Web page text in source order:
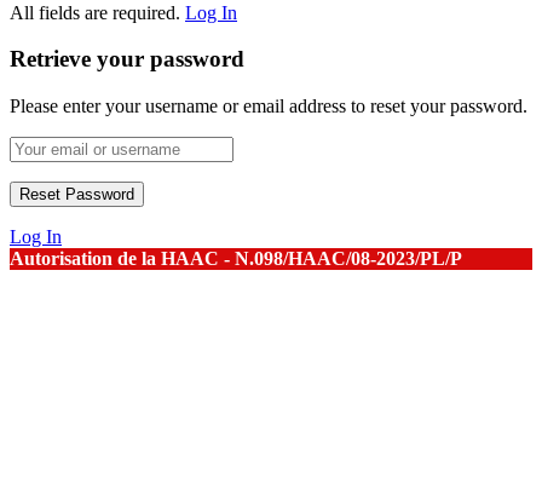
All fields are required. Log In
Retrieve your password
Please enter your username or email address to reset your password.
Log In
Autorisation de la HAAC - N.098/HAAC/08-2023/PL/P